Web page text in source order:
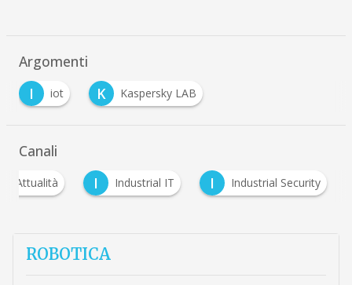
Argomenti
I
iot K Kaspersky LAB
Canali
Attualità I Industrial IT I Industrial Security
ROBOTICA